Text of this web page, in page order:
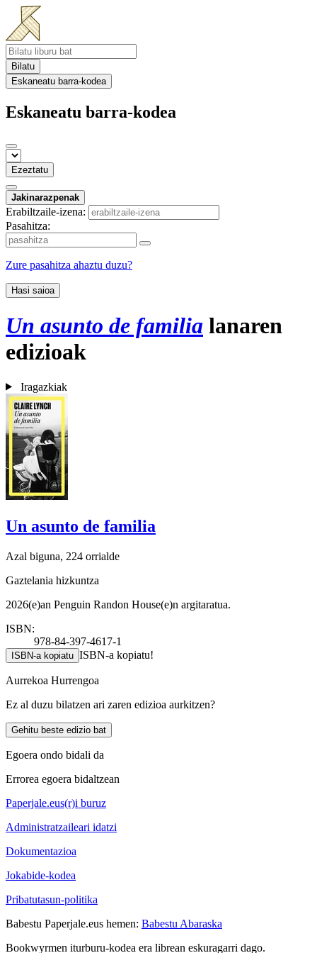
Bilatu
Eskaneatu barra-kodea
Eskaneatu barra-kodea
Ezeztatu
Jakinarazpenak
Erabiltzaile-izena:
Pasahitza:
Zure pasahitza ahaztu duzu?
Hasi saioa
Un asunto de familia lanaren
edizioak
Iragazkiak
Un asunto de familia
Azal biguna, 224 orrialde
Gaztelania hizkuntza
2026(e)an Penguin Randon House(e)n argitaratua.
ISBN:
978-84-397-4617-1
ISBN-a kopiatu ISBN-a kopiatu!
Aurrekoa Hurrengoa
Ez al duzu bilatzen ari zaren edizioa aurkitzen?
Gehitu beste edizio bat
Egoera ondo bidali da
Errorea egoera bidaltzean
Paperjale.eus(r)i buruz
Administratzaileari idatzi
Dokumentazioa
Jokabide-kodea
Pribatutasun-politika
Babestu Paperjale.eus hemen: Babestu Abaraska
Bookwyrmen iturburu-kodea era librean eskuragarri dago.